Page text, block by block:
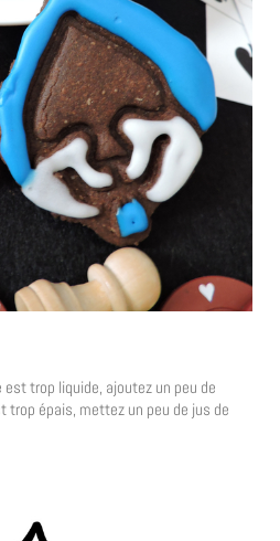
trop liquide, ajoutez un peu de
trop épais, mettez un peu de jus de